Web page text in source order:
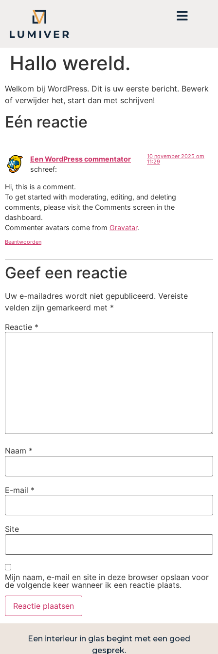
Hallo wereld.
Welkom bij WordPress. Dit is uw eerste bericht. Bewerk
of verwijder het, start dan met schrijven!
Eén reactie
Een WordPress commentator
schreef:
10 november 2025 om
11:29
Hi, this is a comment.
To get started with moderating, editing, and deleting
comments, please visit the Comments screen in the
dashboard.
Commenter avatars come from Gravatar.
Beantwoorden
Geef een reactie
Uw e-mailadres wordt niet gepubliceerd. Vereiste
velden zijn gemarkeerd met *
Reactie *
Naam *
E-mail *
Site
Mijn naam, e-mail en site in deze browser opslaan voor
de volgende keer wanneer ik een reactie plaats.
Een interieur in glas begint met een goed
gesprek.